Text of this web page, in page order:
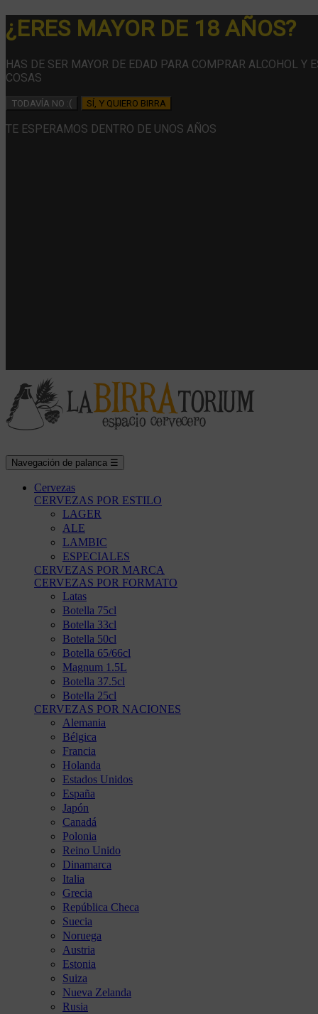
¿ERES MAYOR DE 18 AÑOS?
HAS DE SER MAYOR DE EDAD PARA COMPRAR ALCOHOL Y
COSAS
TODAVÍA NO :( SÍ, Y QUIERO BIRRA
TE ESPERAMOS DENTRO DE UNOS AÑOS
Navegación de palanca ☰
Cervezas
CERVEZAS POR ESTILO
LAGER
ALE
LAMBIC
ESPECIALES
CERVEZAS POR MARCA
CERVEZAS POR FORMATO
Latas
Botella 75cl
Botella 33cl
Botella 50cl
Botella 65/66cl
Magnum 1.5L
Botella 37.5cl
Botella 25cl
CERVEZAS POR NACIONES
Alemania
Bélgica
Francia
Holanda
Estados Unidos
España
Japón
Canadá
Polonia
Reino Unido
Dinamarca
Italia
Grecia
República Checa
Suecia
Noruega
Austria
Estonia
Suiza
Nueva Zelanda
Rusia